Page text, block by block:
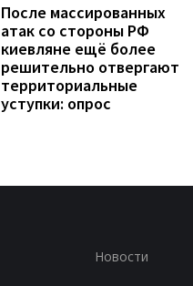
После массированных
атак со стороны РФ
киевляне ещё более
решительно отвергают
территориальные
уступки: опрос
Новости